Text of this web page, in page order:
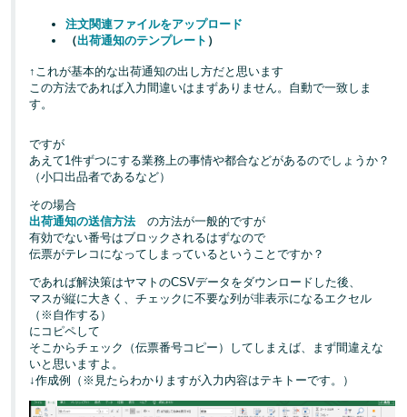
注文関連ファイルをアップロード
（出荷通知のテンプレート ）
↑これが基本的な出荷通知の出し方だと思います
この方法であれば入力間違いはまずありません。自動で一致しま
す。
ですが
あえて1件ずつにする業務上の事情や都合などがあるのでしょうか？
（小口出品者であるなど）
その場合
出荷通知の送信方法
の方法が一般的ですが
有効でない番号はブロックされるはずなので
伝票がテレコになってしまっているということですか？
であれば解決策はヤマトのCSVデータをダウンロードした後、
マスが縦に大きく、チェックに不要な列が非表示になるエクセル
（※自作する）
にコピペして
そこからチェック（伝票番号コピー）してしまえば、まず間違えな
いと思いますよ。
↓作成例（※見たらわかりますが入力内容はテキトーです。）